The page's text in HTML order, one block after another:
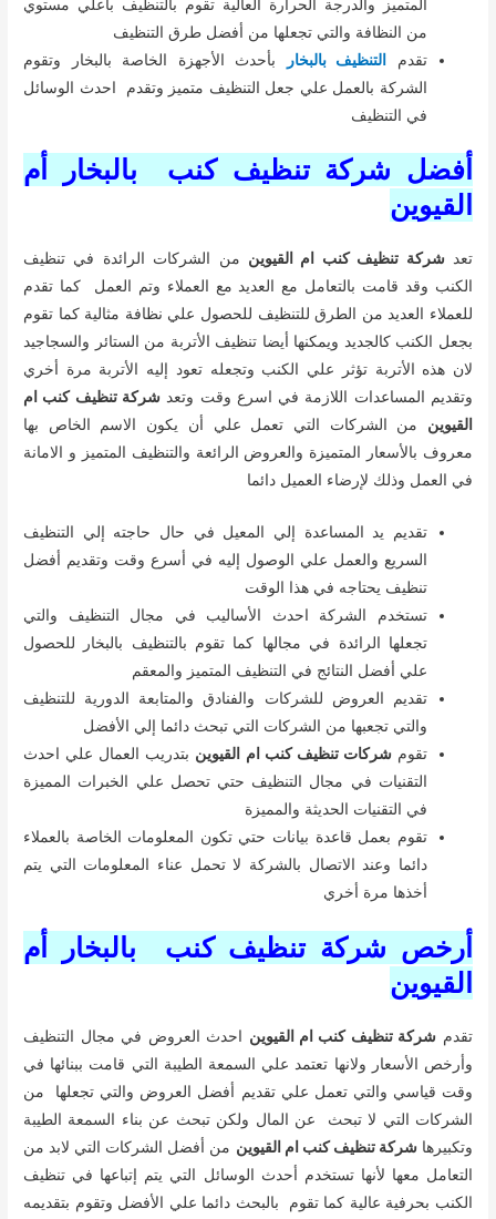
المتميز والدرجة الحرارة العالية تقوم بالتنظيف بأعلي مستوي
من النظافة والتي تجعلها من أفضل طرق التنظيف
تقدم
التنظيف بالبخار
بأحدث الأجهزة الخاصة بالبخار وتقوم
الشركة بالعمل علي جعل التنظيف متميز وتقدم احدث الوسائل
في التنظيف
أفضل شركة تنظيف كنب بالبخار أم
القيوين
تعدشركة تنظيف كنب ام القيوين من الشركات الرائدة في تنظيف
الكنب وقد قامت بالتعامل مع العديد مع العملاء وتم العمل كما تقدم
للعملاء العديد من الطرق للتنظيف للحصول علي نظافة مثالية كما تقوم
بجعل الكنب كالجديد ويمكنها أيضا تنظيف الأتربة من الستائر والسجاجيد
لان هذه الأتربة تؤثر علي الكنب وتجعله تعود إليه الأتربة مرة أخري
وتقديم المساعدات اللازمة في اسرع وقت وتعدشركة تنظيف كنب ام
القيوين من الشركات التي تعمل علي أن يكون الاسم الخاص بها
معروف بالأسعار المتميزة والعروض الرائعة والتنظيف المتميز و الامانة
في العمل وذلك لإرضاء العميل دائما
تقديم يد المساعدة إلي المعيل في حال حاجته إلي التنظيف
السريع والعمل علي الوصول إليه في أسرع وقت وتقديم أفضل
تنظيف يحتاجه في هذا الوقت
تستخدم الشركة احدث الأساليب في مجال التنظيف والتي
تجعلها الرائدة في مجالها كما تقوم بالتنظيف بالبخار للحصول
علي أفضل النتائج في التنظيف المتميز والمعقم
تقديم العروض للشركات والفنادق والمتابعة الدورية للتنظيف
والتي تجعبها من الشركات التي تبحث دائما إلي الأفضل
تقومشركات تنظيف كنب ام القيوين بتدريب العمال علي احدث
التقنيات في مجال التنظيف حتي تحصل علي الخبرات المميزة
في التقنيات الحديثة والمميزة
تقوم بعمل قاعدة بيانات حتي تكون المعلومات الخاصة بالعملاء
دائما وعند الاتصال بالشركة لا تحمل عناء المعلومات التي يتم
أخذها مرة أخري
أرخص شركة تنظيف كنب بالبخار أم
القيوين
تقدم شركة تنظيف كنب ام القيوين احدث العروض في مجال التنظيف
وأرخص الأسعار ولانها تعتمد علي السمعة الطيبة التي قامت ببنائها في
وقت قياسي والتي تعمل علي تقديم أفضل العروض والتي تجعلها من
الشركات التي لا تبحث عن المال ولكن تبحث عن بناء السمعة الطيبة
وتكبيرهاشركة تنظيف كنب ام القيوين من أفضل الشركات التي لابد من
التعامل معها لأنها تستخدم أحدث الوسائل التي يتم إتباعها في تنظيف
الكنب بحرفية عالية كما تقوم بالبحث دائما علي الأفضل وتقوم بتقديمه